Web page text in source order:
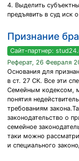
4. Выделить
предъявить в суд иск
Признание
Сайт-партнер:
Реферат, 26 Февраля
Основания для
в ст. 27 СК. Все эти
Семейным кодексом,
понятия
требованиям
законодательство о
семейное
таки можно
и специального